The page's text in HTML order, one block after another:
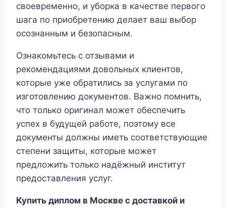
своевременно, и уборка в качестве первого
шага по приобретению делает ваш выбор
осознанным и безопасным.
Ознакомьтесь с отзывами и
рекомендациями довольных клиентов,
которые уже обратились за услугами по
изготовлению документов. Важно помнить,
что только оригинал может обеспечить
успех в будущей работе, поэтому все
документы должны иметь соответствующие
степени защиты, которые может
предложить только надёжный институт
предоставления услуг.
Купить диплом в Москве с доставкой и